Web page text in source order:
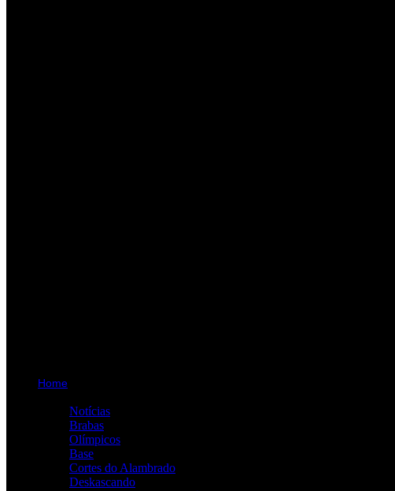
Home
Notícias
Brabas
Olímpicos
Base
Cortes do Alambrado
Deskascando